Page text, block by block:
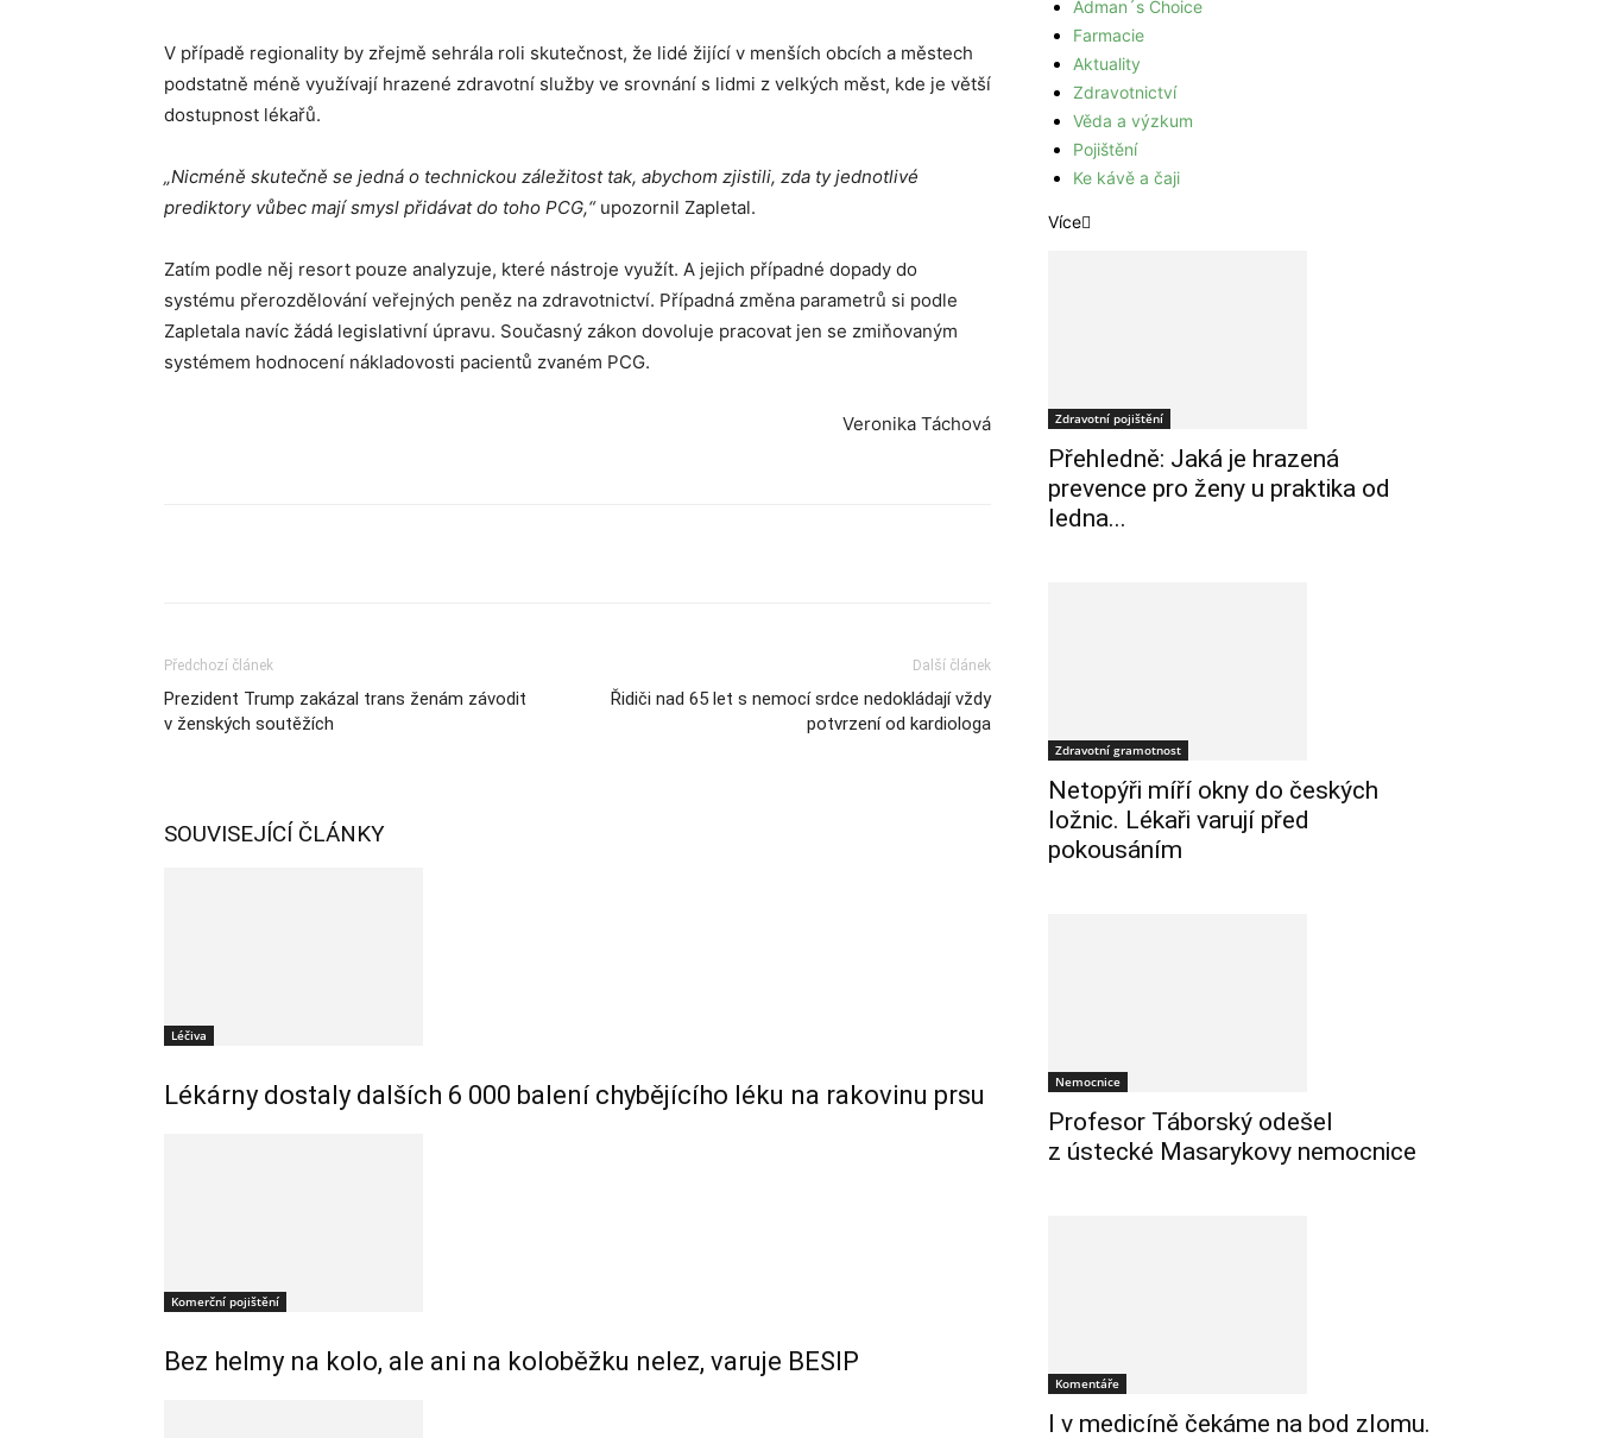
V případě regionality by zřejmě sehrála roli skutečnost, že lidé žijící v menších obcích a městech
podstatně méně využívají hrazené zdravotní služby ve srovnání s lidmi z velkých měst, kde je větší
dostupnost lékařů.
„Nicméně skutečně se jedná o technickou záležitost tak, abychom zjistili, zda ty jednotlivé
prediktory vůbec mají smysl přidávat do toho PCG,“ upozornil Zapletal.
Zatím podle něj resort pouze analyzuje, které nástroje využít. A jejich případné dopady do
systému přerozdělování veřejných peněz na zdravotnictví. Případná změna parametrů si podle
Zapletala navíc žádá legislativní úpravu. Současný zákon dovoluje pracovat jen se zmiňovaným
systémem hodnocení nákladovosti pacientů zvaném PCG.
Veronika Táchová
Předchozí článek
Prezident Trump zakázal trans ženám závodit
v ženských soutěžích
Další článek
Řidiči nad 65 let s nemocí srdce nedokládají vždy
potvrzení od kardiologa
SOUVISEJÍCÍ ČLÁNKY
Léčiva
Lékárny dostaly dalších 6 000 balení chybějícího léku na rakovinu prsu
Komerční pojištění
Bez helmy na kolo, ale ani na koloběžku nelez, varuje BESIP
Adman´s Choice
Farmacie
Aktuality
Zdravotnictví
Věda a výzkum
Pojištění
Ke kávě a čaji
Více
Zdravotní pojištění
Přehledně: Jaká je hrazená
prevence pro ženy u praktika od
ledna...
Zdravotní gramotnost
Netopýři míří okny do českých
ložnic. Lékaři varují před
pokousáním
Nemocnice
Profesor Táborský odešel
z ústecké Masarykovy nemocnice
Komentáře
I v medicíně čekáme na bod zlomu.